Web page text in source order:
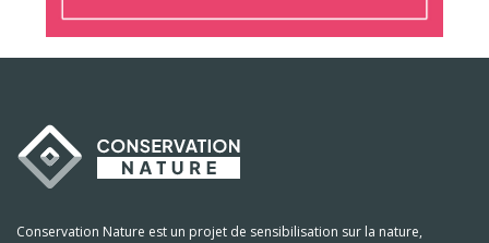
Conservation Nature est un projet de sensibilisation sur la nature,